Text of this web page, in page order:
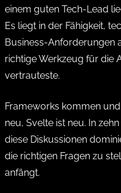
einem guten Tech-Lead
Es liegt in der Fähigkeit,
Business-Anforderungen
richtige Werkzeug für die
vertrauteste.
Frameworks kommen
neu, Svelte ist neu. In
diese Diskussionen
die richtigen Fragen zu
anfängt.